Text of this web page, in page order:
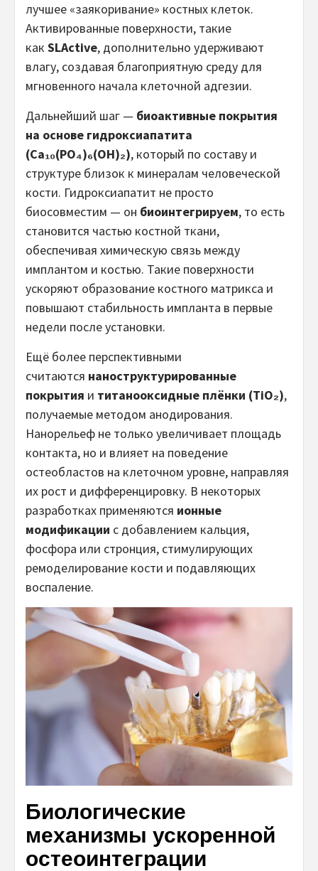
лучшее «заякоривание» костных клеток.
Активированные поверхности, такие
как SLActive, дополнительно удерживают
влагу, создавая благоприятную среду для
мгновенного начала клеточной адгезии.
Дальнейший шаг — биоактивные покрытия
на основе гидроксиапатита
(Ca₁₀(PO₄)₆(OH)₂), который по составу и
структуре близок к минералам человеческой
кости. Гидроксиапатит не просто
биосовместим — он биоинтегрируем, то есть
становится частью костной ткани,
обеспечивая химическую связь между
имплантом и костью. Такие поверхности
ускоряют образование костного матрикса и
повышают стабильность импланта в первые
недели после установки.
Ещё более перспективными
считаются наноструктурированные
покрытия и титанооксидные плёнки (TiO₂),
получаемые методом анодирования.
Нанорельеф не только увеличивает площадь
контакта, но и влияет на поведение
остеобластов на клеточном уровне, направляя
их рост и дифференцировку. В некоторых
разработках применяются ионные
модификации с добавлением кальция,
фосфора или стронция, стимулирующих
ремоделирование кости и подавляющих
воспаление.
Биологические
механизмы ускоренной
остеоинтеграции